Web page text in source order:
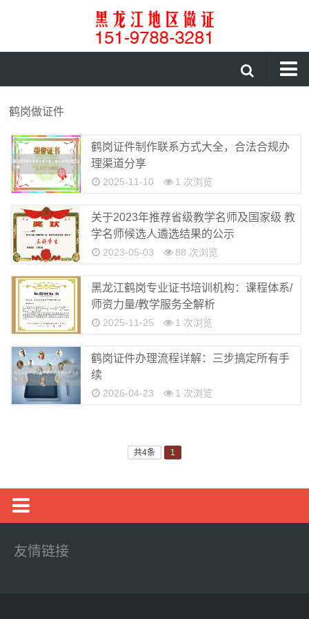
证书制作
制作证件
伊春做证件
大庆做证件
绥化做证件
鹤岗做证件
鹤岗做证件
鹤岗证件制作联系方式大全，合法合规办
理渠道分享
2025-11-10 1 次浏览
关于2023年推荐省级教学名师及国家级 教
学名师候选人遴选结果的公示
2023-05-03 88 次浏览
黑龙江鹤岗专业证书培训机构：课程体系/
师资力量/教学服务全解析
2025-11-25 1 次浏览
鹤岗证件办理流程详解：三步搞定所有手
续
2026-04-23 1 次浏览
共4条 1
友情链接